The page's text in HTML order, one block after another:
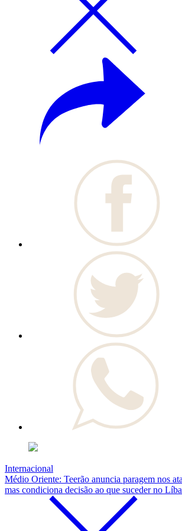
Internacional
Médio Oriente: Teerão anuncia paragem nos
mas condiciona decisão ao que suceder no